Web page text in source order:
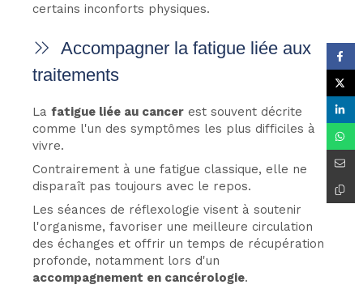
certains inconforts physiques.
Accompagner la fatigue liée aux
traitements
La fatigue liée au cancer est souvent décrite
comme l'un des symptômes les plus difficiles à
vivre.
Contrairement à une fatigue classique, elle ne
disparaît pas toujours avec le repos.
Les séances de réflexologie visent à soutenir
l'organisme, favoriser une meilleure circulation
des échanges et offrir un temps de récupération
profonde, notamment lors d'un
accompagnement en cancérologie.